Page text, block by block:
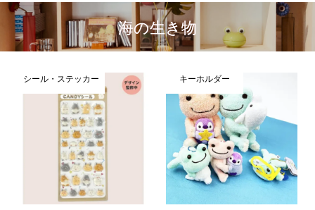
海の生き物
シール・ステッカー キーホルダー